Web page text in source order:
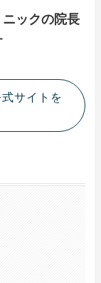
ックの院長
サイトを